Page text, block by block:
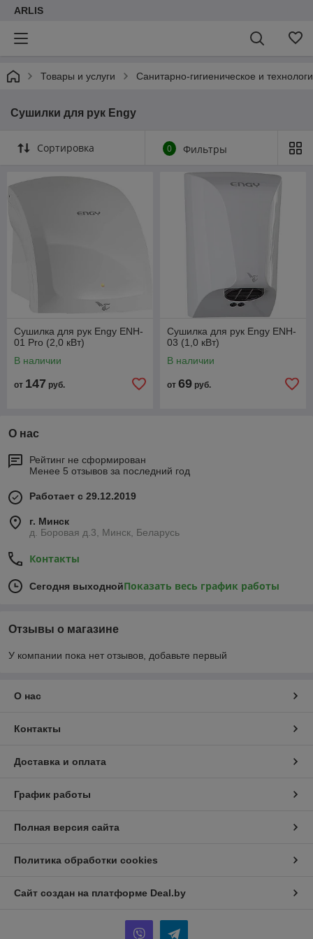
ARLIS
Товары и услуги Санитарно-гигиеническое и
Сушилки для рук Engy
Сортировка 0 Фильтры
Сушилка для рук Engy ENH-
01 Pro (2,0 кВт)
В наличии
от 147 руб.
Сушилка для рук Engy ENH-
03 (1,0 кВт)
В наличии
от 69 руб.
О нас
Рейтинг не сформирован
Менее 5 отзывов за последний год
Работает с 29.12.2019
г. Минск
д. Боровая д.3, Минск, Беларусь
Контакты
Сегодня выходнойПоказать весь график работы
Отзывы о магазине
У компании пока нет отзывов, добавьте первый
О нас
Контакты
Доставка и оплата
График работы
Полная версия сайта
Политика обработки cookies
Сайт создан на платформе Deal.by